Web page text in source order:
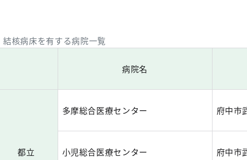
結核病床を有する病院一覧
病院名
都立
多摩総合医療センター 府中市
小児総合医療センター 府中市